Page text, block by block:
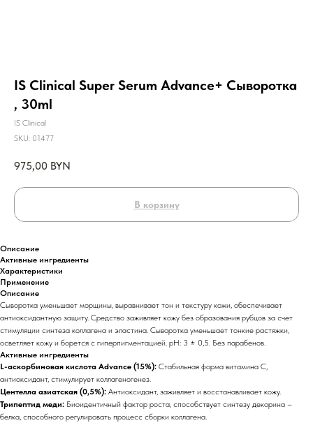
IS Clinical Super Serum Advance+ Сыворотка
, 30ml
IS Clinical
SKU: 01477
975,00 BYN
В корзину
Описание
Активные ингредиенты
Характеристики
Применение
Описание
Сыворотка уменьшает морщины, выравнивает тон и текстуру кожи, обеспечивает
антиоксидантную защиту. Средство заживляет кожу без образования рубцов за счет
стимуляции синтеза коллагена и эластина. Сыворотка уменьшает тонкие растяжки,
осветляет кожу и борется с гиперпигментацией. pH: 3 ± 0,5. Без парабенов.
Активные ингредиенты
L-аскорбиновая кислота Advance (15%): Стабильная форма витамина C,
антиоксидант, стимулирует коллагеногенез.
Центелла азиатская (0,5%): Антиоксидант, заживляет и восстанавливает кожу.
Трипептид меди: Биоидентичный фактор роста, способствует синтезу декорина –
белка, способного регулировать процесс сборки коллагена.